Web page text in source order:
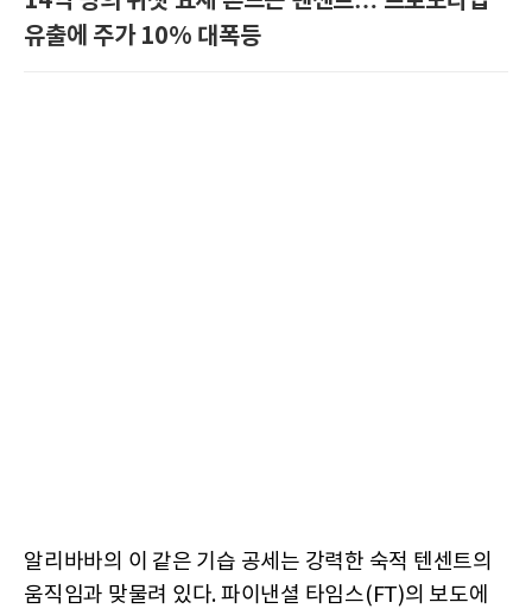
유출에 주가 10% 대폭등
알리바바의 이 같은 기습 공세는 강력한 숙적 텐센트의
움직임과 맞물려 있다. 파이낸셜 타임스(FT)의 보도에